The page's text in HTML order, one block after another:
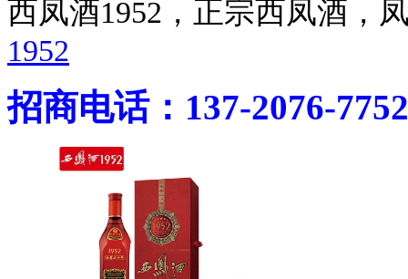
西凤酒1952，正宗西凤酒
1952
招商电话：137-2076-7752